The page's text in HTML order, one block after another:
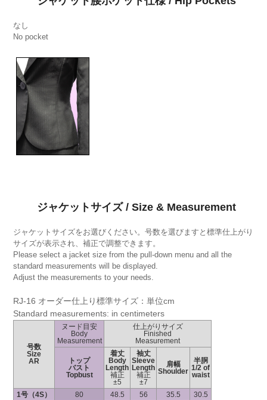
なし
No pocket
ジャケットサイズ / Size & Measurement
ジャケットサイズをお選びください。号数を選びますと標準仕上がり
サイズが表示され、補正で調整できます。
Please select a jacket size from the pull-down menu and all the
standard measurements will be displayed.
Adjust the measurements to your needs.
RJ-16 オーダー仕上り標準サイズ：単位cm
Standard measurements: in centimeters
号数
Size
AR
ヌード目安
Body
Measurement
仕上がりサイズ
Finished
Measurement
トップ
バスト
Topbust
着丈
Body
Length
補正
±5
袖丈
Sleeve
Length
補正
±7
肩幅
Shoulder
半胴
1/2 of
waist
1号（4S） 80 48.5 56 35.5
30.5